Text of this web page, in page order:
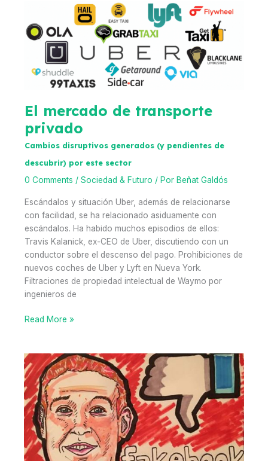
Bridging
Shapers,
El mercado de transporte
privado
Cambios disruptivos generados (y pendientes de
descubrir) por este sector
0 Comments / Sociedad & Futuro / Por Beñat Galdós
Escándalos y situación Uber, además de relacionarse
con facilidad, se ha relacionado asiduamente con
escándalos. Ha habido muchos episodios de ellos:
Travis Kalanick, ex-CEO de Uber, discutiendo con un
conductor sobre el descenso del pago. Prohibiciones de
nuevos coches de Uber y Lyft en Nueva York.
Filtraciones de propiedad intelectual de Waymo por
ingenieros de
El
transporte
privado
Cambios
disruptivos
generados
pendientes
de
Read More »